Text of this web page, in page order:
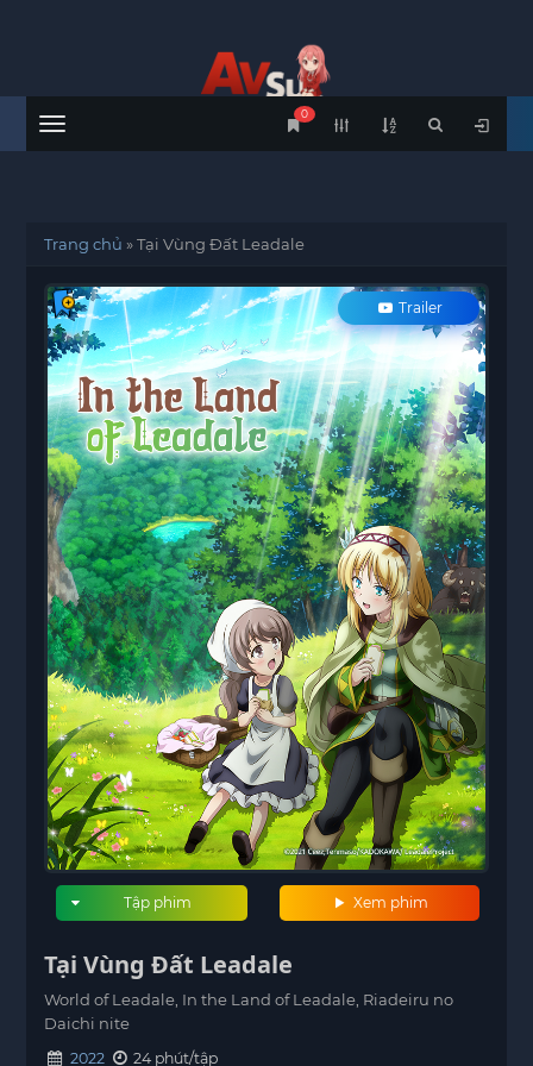
Menu
0
Trang chủ »Tại Vùng Đất Leadale
Trailer
Xem phim
Tập phim
Tại Vùng Đất Leadale
World of Leadale, In the Land of Leadale, Riadeiru no
Daichi nite
2022
24 phút/tập